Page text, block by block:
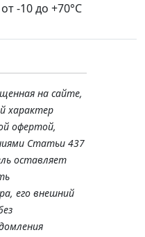
-10 до +70°С
на сайте,
характер
офертой,
Статьи 437
оставляет
его внешний